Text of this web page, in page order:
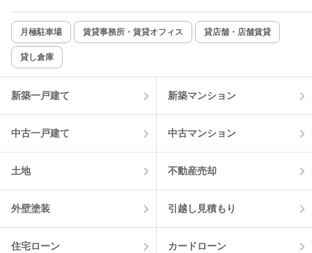
新着のみ インターネット無料
該当件数:
物件一覧に反映
月極駐車場 賃貸事務所・賃貸オフィス 貸店舗・店舗賃貸
貸し倉庫
新築一戸建て 新築マンション
中古一戸建て 中古マンション
土地 不動産売却
外壁塗装 引越し見積もり
住宅ローン カードローン